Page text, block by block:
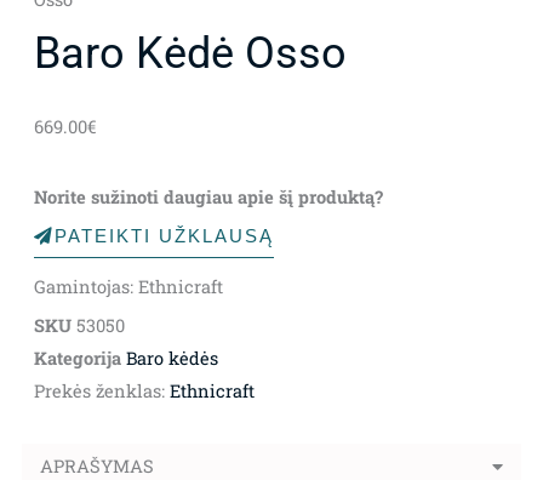
Baro Kėdė Osso
669.00€
Norite sužinoti daugiau apie šį produktą?
PATEIKTI UŽKLAUSĄ
Gamintojas: Ethnicraft
SKU 53050
Kategorija Baro kėdės
Prekės ženklas: Ethnicraft
APRAŠYMAS